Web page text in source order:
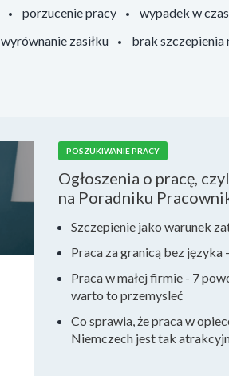
porzucenie pracy wypadek w
wyrównanie zasiłku brak szczepienia
POSZUKIWANIE PRACY
Ogłoszenia o pracę,
na Poradniku
Szczepienie jako warunek
Praca za granicą bez języka
Praca w małej firmie - 7
warto to przemysleć
Co sprawia, że praca w
Niemczech jest tak